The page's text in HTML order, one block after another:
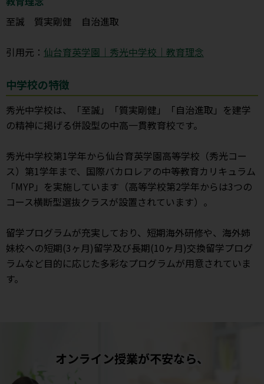
至誠 質実剛健 自治進取
引用元： 仙台育英学園｜秀光中学校｜教育理念
中学校の特徴
秀光中学校は、「至誠」「質実剛健」「自治進取」を建学
の精神に掲げる併設型の中高一貫教育校です。
秀光中学校第1学年から仙台育英学園高等学校（秀光コー
ス）第1学年まで、国際バカロレアの中等教育カリキュラム
「MYP」を実施しています（高等学校第2学年からは3つの
コース横断型選抜クラスが設置されています）。
留学プログラムが充実しており、短期海外研修や、海外姉
妹校への短期(3ヶ月)留学及び長期(10ヶ月)交換留学プログ
ラムなど目的に応じた多彩なプログラムが用意されていま
す。
オンライン授業が不安なら、